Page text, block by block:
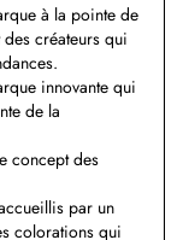
à la pointe de
créateurs qui
innovante qui
de la
concept des
par un
colorations qui